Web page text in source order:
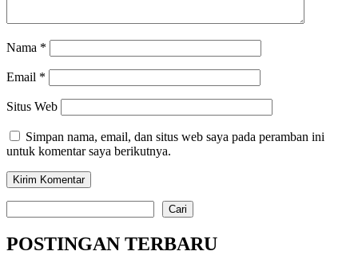
Nama *
Email *
Situs Web
Simpan nama, email, dan situs web saya pada peramban ini
untuk komentar saya berikutnya.
Cari
POSTINGAN TERBARU